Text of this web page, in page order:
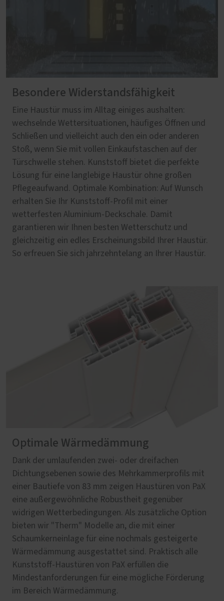
Besondere Widerstandsfähigkeit
Eine Haustür muss im Alltag einiges aushalten:
wechselnde Wettersituationen, häufiges Öffnen und
Schließen und vielleicht auch den ein oder anderen
Stoß, wenn Sie mit vollen Einkaufstaschen auf der
Türschwelle stehen. Kunststoff bietet die perfekte
Lösung für eine langlebige Haustür ohne großen
Pflegeaufwand. Optimale Kombination: Auf Wunsch
erhalten Sie Ihr Kunststoff-Profil mit einer
wetterfesten Aluminium-Deckschale. Damit
garantieren wir Ihnen besten Wetterschutz und
gleichzeitig ein edles Erscheinungsbild Ihrer Haustür.
So erfreuen Sie sich jahrzehntelang an Ihrer Haustür.
Optimale Wärmedämmung
Dank der umlaufenden zwei- oder dreifachen
Dichtungsebenen sowie des Mehrkammerprofils mit
einer Bautiefe von 83 mm zeigen Haustüren von PaX
eine außergewöhnliche Robustheit gegenüber
widrigen Wetterbedingungen. Als zusätzliche Option
bieten wir "Therm" Modelle an, die mit einer
Schaumkerneinlage für eine nochmals gesteigerte
Wärmedämmung ausgestattet sind. Praktisch alle
Kunststoff-Haustüren von PaX erfüllen die
Mindestanforderungen für eine mögliche Förderung
im Bereich Wärmedämmung.